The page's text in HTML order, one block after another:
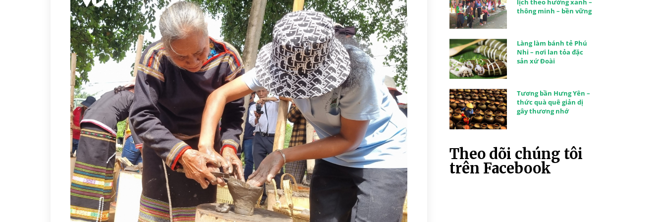
lịch theo hướng xanh –
thông minh – bền vững
Làng làm bánh tẻ Phú
Nhi – nơi lan tỏa đặc
sản xứ Đoài
Tương bần Hưng Yên –
thức quà quê giản dị
gây thương nhớ
Theo dõi chúng tôi
trên Facebook